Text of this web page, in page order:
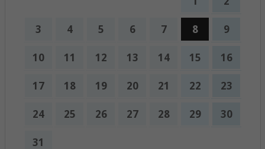
3 4 5 6 7 8 9
10 11 12 13 14 15 16
17 18 19 20 21 22 23
24 25 26 27 28 29 30
31